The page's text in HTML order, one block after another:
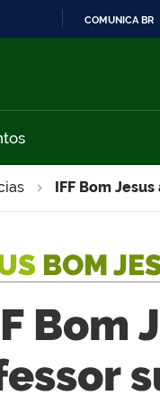
COMUNICA BR
IFF Bom
BOM
Bom